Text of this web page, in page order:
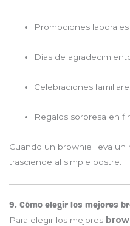
Promociones laborales
Días de
Celebraciones
Regalos sorpresa en
Cuando un brownie lleva un
trasciende al simple postre.
9. Cómo elegir los mejores
Para elegir los mejores